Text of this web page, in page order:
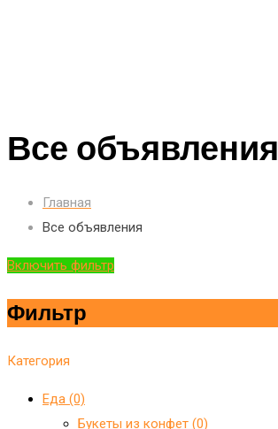
Все объявления
Главная
Все объявления
Включить фильтр
Фильтр
Категория
Еда (0)
Букеты из конфет (0)